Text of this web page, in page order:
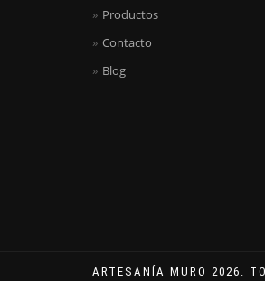
Productos
Contacto
Blog
ARTESANÍA MURO 2026.